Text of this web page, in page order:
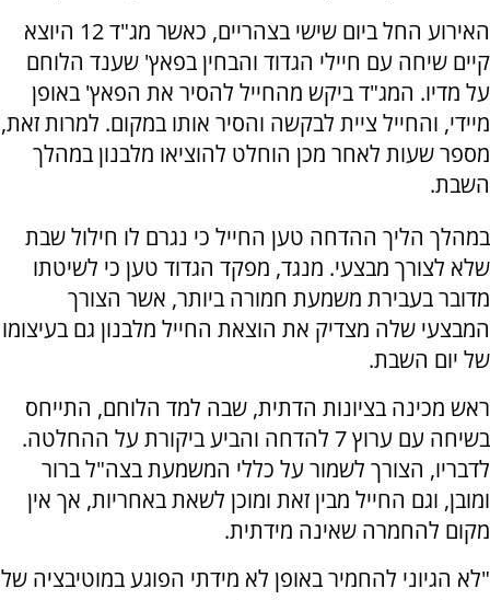
האירוע החל ביום שישי בצהריים, כאשר מג"ד 12 היוצא
קיים שיחה עם חיילי הגדוד והבחין בפאץ' שענד הלוחם
על מדיו. המג"ד ביקש מהחייל להסיר את הפאץ' באופן
מיידי, והחייל ציית לבקשה והסיר אותו במקום. למרות זאת,
מספר שעות לאחר מכן הוחלט להוציאו מלבנון במהלך
השבת.
במהלך הליך ההדחה טען החייל כי נגרם לו חילול שבת
שלא לצורך מבצעי. מנגד, מפקד הגדוד טען כי לשיטתו
מדובר בעבירת משמעת חמורה ביותר, אשר הצורך
המבצעי שלה מצדיק את הוצאת החייל מלבנון גם בעיצומו
של יום השבת.
ראש מכינה בציונות הדתית, שבה למד הלוחם, התייחס
בשיחה עם ערוץ 7 להדחה והביע ביקורת על ההחלטה.
לדבריו, הצורך לשמור על כללי המשמעת בצה"ל ברור
ומובן, וגם החייל מבין זאת ומוכן לשאת באחריות, אך אין
מקום להחמרה שאינה מידתית.
"לא הגיוני להחמיר באופן לא מידתי הפוגע במוטיבציה של